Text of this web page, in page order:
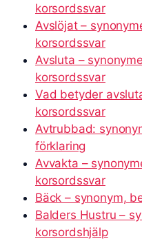
korsordssvar
Avslöjat –
korsordssvar
Avsluta –
korsordssvar
Vad betyder
korsordssvar
Avtrubbad:
förklaring
Avvakta –
korsordssvar
Bäck – synonym,
Balders Hustru –
korsordshjälp